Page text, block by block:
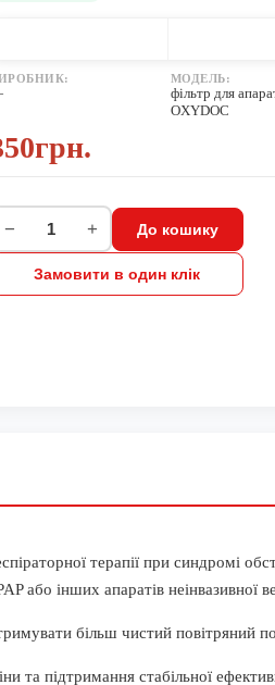
МОДЕЛЬ:
фільтр для
OXYDOC
350грн.
− + До кошику
Замовити в один клік
терапії при синдромі
або інших апаратів неінвазивної
більш чистий повітряний
та підтримання стабільної